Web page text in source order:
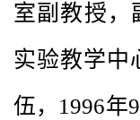
室副教授，
实验教学中
伍，1996年